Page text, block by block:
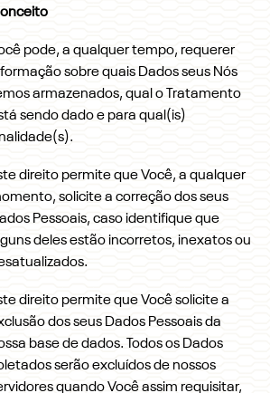
pode, a qualquer tempo, requerer
sobre quais Dados seus Nós
armazenados, qual o Tratamento
sendo dado e para qual(is)
direito permite que Você, a qualquer
solicite a correção dos seus
Pessoais, caso identifique que
deles estão incorretos, inexatos ou
direito permite que Você solicite a
dos seus Dados Pessoais da
base de dados. Todos os Dados
serão excluídos de nossos
quando Você assim requisitar,